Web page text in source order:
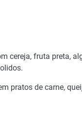
cereja, fruta preta,
pratos de carne,